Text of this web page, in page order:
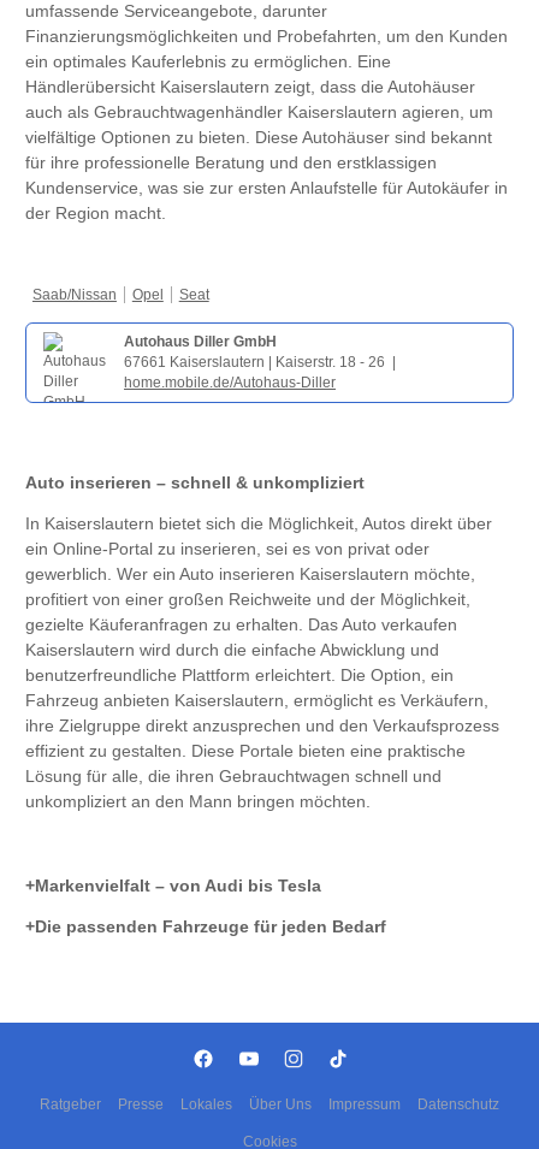
umfassende Serviceangebote, darunter
Finanzierungsmöglichkeiten und Probefahrten, um den Kunden
ein optimales Kauferlebnis zu ermöglichen. Eine
Händlerübersicht Kaiserslautern zeigt, dass die Autohäuser
auch als Gebrauchtwagenhändler Kaiserslautern agieren, um
vielfältige Optionen zu bieten. Diese Autohäuser sind bekannt
für ihre professionelle Beratung und den erstklassigen
Kundenservice, was sie zur ersten Anlaufstelle für Autokäufer in
der Region macht.
Saab/Nissan Opel Seat
Autohaus Diller GmbH
67661 Kaiserslautern | Kaiserstr. 18 - 26 |
home.mobile.de/Autohaus-Diller
Auto inserieren – schnell & unkompliziert
In Kaiserslautern bietet sich die Möglichkeit, Autos direkt über
ein Online-Portal zu inserieren, sei es von privat oder
gewerblich. Wer ein Auto inserieren Kaiserslautern möchte,
profitiert von einer großen Reichweite und der Möglichkeit,
gezielte Käuferanfragen zu erhalten. Das Auto verkaufen
Kaiserslautern wird durch die einfache Abwicklung und
benutzerfreundliche Plattform erleichtert. Die Option, ein
Fahrzeug anbieten Kaiserslautern, ermöglicht es Verkäufern,
ihre Zielgruppe direkt anzusprechen und den Verkaufsprozess
effizient zu gestalten. Diese Portale bieten eine praktische
Lösung für alle, die ihren Gebrauchtwagen schnell und
unkompliziert an den Mann bringen möchten.
Markenvielfalt – von Audi bis Tesla
Die passenden Fahrzeuge für jeden Bedarf
Ratgeber Presse Lokales Über Uns Impressum Datenschutz
Cookies